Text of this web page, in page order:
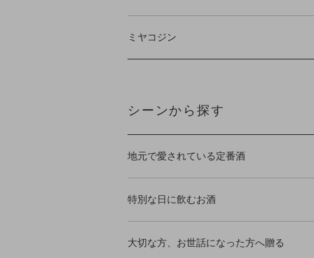
ミヤコジン
シーンから探す
地元で愛されている定番酒
特別な日に飲むお酒
大切な方、お世話になった方へ贈る